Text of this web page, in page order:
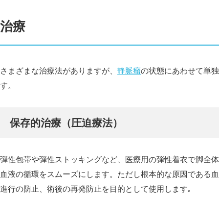
治療
さまざまな治療法がありますが、 静脈瘤の状態にあわせて単
す。
保存的治療（圧迫療法）
弾性包帯や弾性ストッキングなど、医療用の弾性着衣で脚全
血液の循環をスムーズにします。ただし根本的な原因である
進行の防止、術後の再発防止を目的として使用します｡